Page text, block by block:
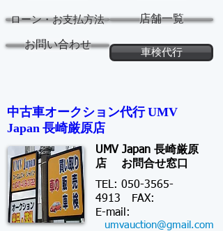
ローン・お支払方法 店舗一覧
お問い合わせ
車検代行
中古車オークション代行 ​UMV
Japan 長崎厳原店
UMV Japan 長崎厳原
店 お問合せ窓口
TEL: 050-3565-
4913 FAX:
​E-mail:
umvauction@gmail.com